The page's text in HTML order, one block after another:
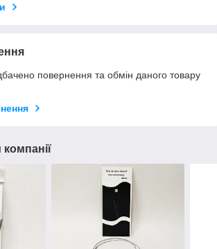
повернення та обмін даного товару
компанії